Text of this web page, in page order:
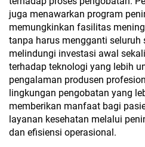
juga menawarkan program
memungkinkan fasilitas
tanpa harus mengganti seluruh
melindungi investasi awal
terhadap teknologi yang lebih
pengalaman produsen
lingkungan pengobatan yang
memberikan manfaat bagi
layanan kesehatan melalui
dan efisiensi operasional.